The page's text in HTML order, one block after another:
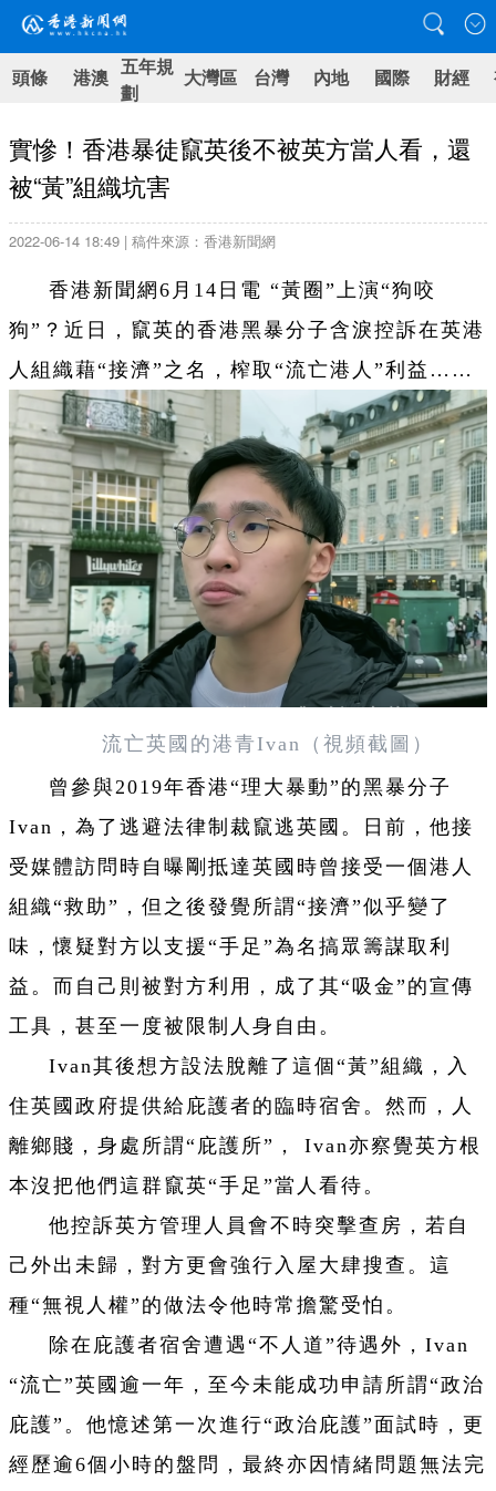
頭條 港澳 五年規
劃
大灣區 台灣 內地 國際 財經
實慘！香港暴徒竄英後不被英方當人看，還
被“黃”組織坑害
2022-06-14 18:49 | 稿件來源：香港新聞網
香港新聞網6月14日電 “黃圈”上演“狗咬
狗”？近日，竄英的香港黑暴分子含淚控訴在英港
人組織藉“接濟”之名，榨取“流亡港人”利益……
流亡英國的港青Ivan（視頻截圖）
曾參與2019年香港“理大暴動”的黑暴分子
Ivan，為了逃避法律制裁竄逃英國。日前，他接
受媒體訪問時自曝剛抵達英國時曾接受一個港人
組織“救助”，但之後發覺所謂“接濟”似乎變了
味，懷疑對方以支援“手足”為名搞眾籌謀取利
益。而自己則被對方利用，成了其“吸金”的宣傳
工具，甚至一度被限制人身自由。
Ivan其後想方設法脫離了這個“黃”組織，入
住英國政府提供給庇護者的臨時宿舍。然而，人
離鄉賤，身處所謂“庇護所”， Ivan亦察覺英方根
本沒把他們這群竄英“手足”當人看待。
他控訴英方管理人員會不時突擊查房，若自
己外出未歸，對方更會強行入屋大肆搜查。這
種“無視人權”的做法令他時常擔驚受怕。
除在庇護者宿舍遭遇“不人道”待遇外，Ivan
“流亡”英國逾一年，至今未能成功申請所謂“政治
庇護”。他憶述第一次進行“政治庇護”面試時，更
經歷逾6個小時的盤問，最終亦因情緒問題無法完